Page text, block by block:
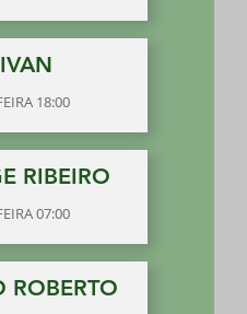
18:00
RIBEIRO
07:00
ROBERTO